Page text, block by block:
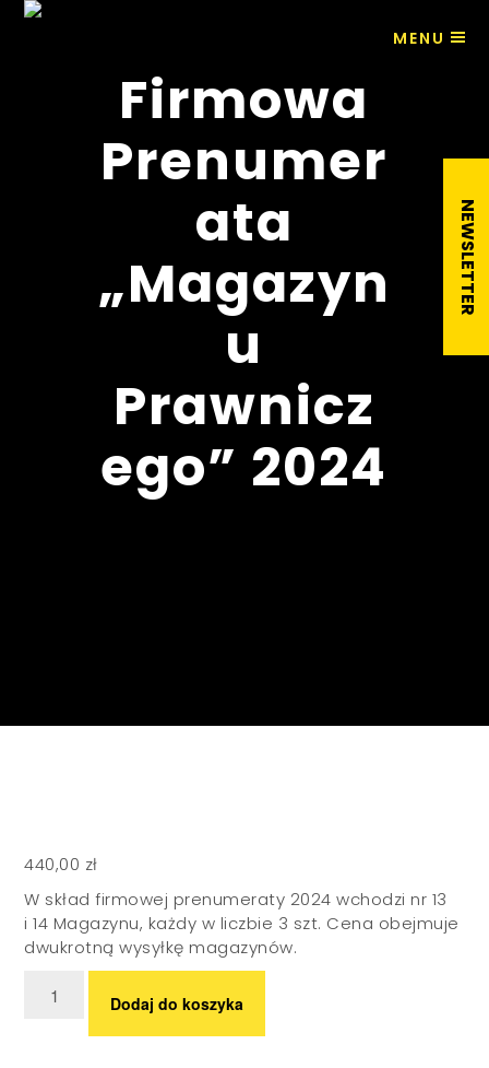
MENU
Firmowa
Prenumer
ata
„Magazyn
u
Prawnicz
ego” 2024
440,00 zł
W skład firmowej prenumeraty 2024 wchodzi nr 13
i 14 Magazynu, każdy w liczbie 3 szt. Cena obejmuje
dwukrotną wysyłkę magazynów.
Firmowa
Dodaj do koszyka